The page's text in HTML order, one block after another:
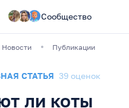
Сообщество
Новости Публикации
СТАТЬЯ 39 оценок
ли коты